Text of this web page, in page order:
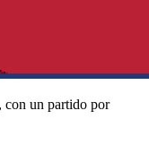
con un partido por